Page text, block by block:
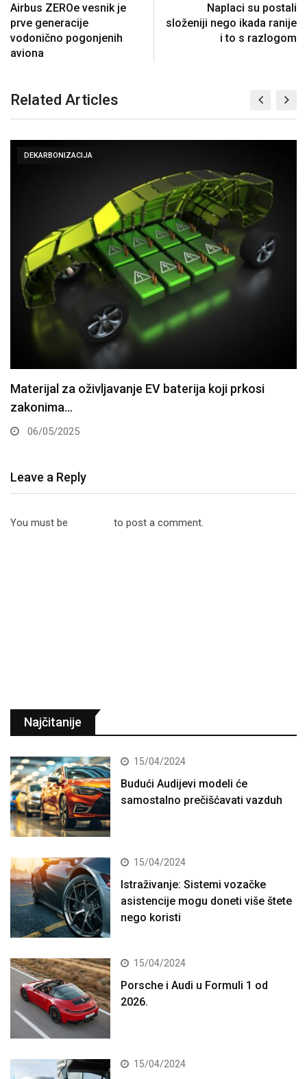
Airbus ZEROe vesnik je
prve generacije
vodonično pogonjenih
aviona
Naplaci su postali
složeniji nego ikada ranije
i to s razlogom
Related Articles
DEKARBONIZACIJA
Materijal za oživljavanje EV baterija koji prkosi
zakonima…
06/05/2025
Leave a Reply
You must be to post a comment.
Najčitanije
15/04/2024
Budući Audijevi modeli će
samostalno prečišćavati vazduh
15/04/2024
Istraživanje: Sistemi vozačke
asistencije mogu doneti više štete
nego koristi
15/04/2024
Porsche i Audi u Formuli 1 od
2026.
15/04/2024